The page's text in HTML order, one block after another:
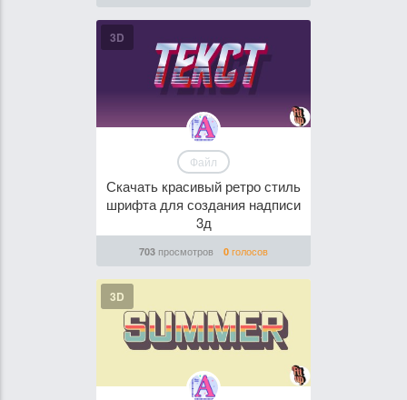
3D
Файл
Скачать красивый ретро стиль
шрифта для создания надписи
3д
703 просмотров 0 голосов
3D